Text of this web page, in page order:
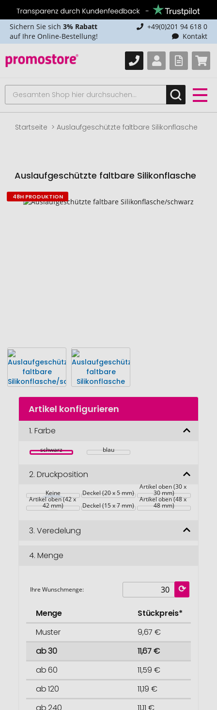
Sichern Sie sich 3% Rabatt
auf Ihre Online-Bestellung!
+49(0)201 94 618 0
Kontakt
Startseite Auslaufgeschützte faltbare Silikonflasche
Auslaufgeschützte faltbare Silikonflasche
Zum
Zum
Anfang
Bildgalerie
48H PRODUKTION
Artikel konfigurieren
1. Farbe
schwarz blau
2. Druckposition
Keine Deckel (20 x 5 mm)
Artikel oben (30 x
30 mm)
Artikel oben (42 x
42 mm) Deckel (15 x 7 mm)
Artikel oben (48 x
48 mm)
3. Veredelung
4. Menge
Ihre Wunschmenge:
Menge
Stückpreis*
Muster
9,67 €
ab 30
11,67 €
ab 60
11,59 €
ab 120
11,19 €
ab 240
11,11 €